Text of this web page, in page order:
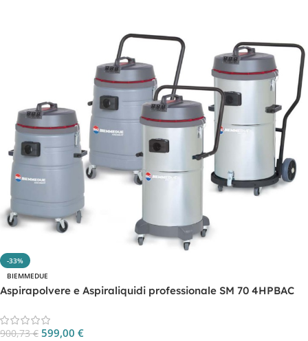
-33%
BIEMMEDUE
Aspirapolvere e Aspiraliquidi professionale SM 70 4HPBAC
900,73€ 599,00 €